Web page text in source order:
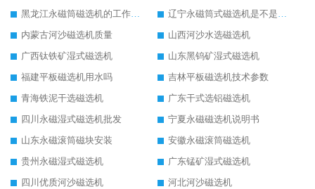
黑龙江永磁筒磁选机的工作原理
辽宁永磁筒式磁选机是不是强磁
内蒙古河沙磁选机质量
山西河沙水选磁选机
广西钛铁矿湿式磁选机
山东黑钨矿湿式磁选机
福建平板磁选机用水吗
吉林平板磁选机技术参数
青海铁泥干选磁选机
广东干式选铝磁选机
四川永磁湿式磁选机批发
宁夏永磁磁选机说明书
山东永磁滚筒磁块安装
安徽永磁滚筒磁选机
贵州永磁湿式磁选机
广东锰矿湿式磁选机
四川优质河沙磁选机
河北河沙磁选机